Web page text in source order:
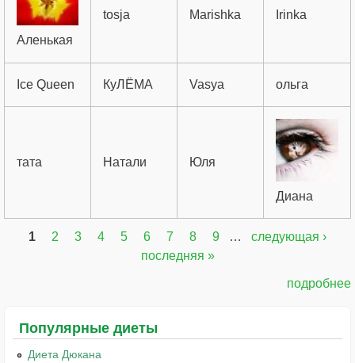
Аленькая
tosja Marishka Irinka
Ice Queen КуЛЁМА Vasya ольга
тата Натали Юля
Диана
1 2 3 4 5 6 7 8 9 …
следующая ›
последняя »
подробнее
Популярные диеты
Диета Дюкана